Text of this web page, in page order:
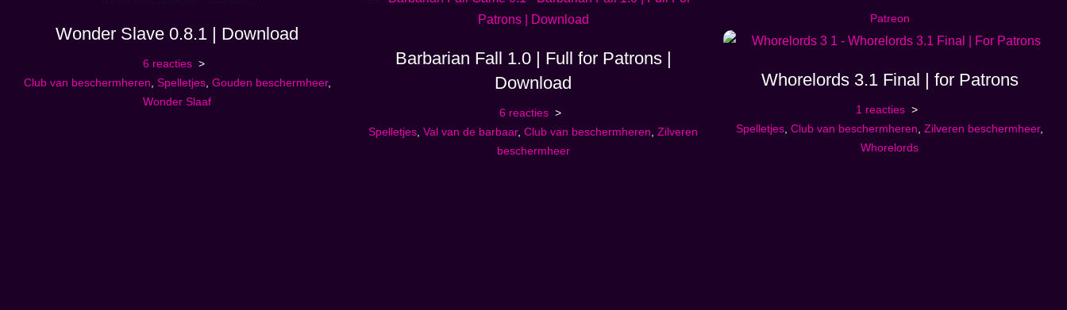
Patreon
Wonder Slave 0.8.1 | Download
6 reacties
Club van beschermheren Spelletjes, Gouden beschermheer,
Wonder Slaaf
Barbarian Fall 1.0 | Full for Patrons |
Download
6 reacties
Spelletjes ,Val van de barbaar,Club van beschermheren ,Zilveren
beschermheer
Whorelords 3.1 Final | for Patrons
1 reacties
Spelletjes ,Club van beschermheren ,Zilveren beschermheer,
Whorelords